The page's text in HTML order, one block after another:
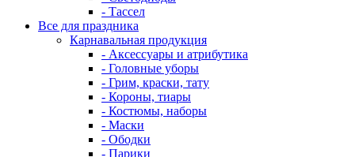
- Тассел
Все для праздника
Карнавальная продукция
- Аксессуары и атрибутика
- Головные уборы
- Грим, краски, тату
- Короны, тиары
- Костюмы, наборы
- Маски
- Ободки
- Парики